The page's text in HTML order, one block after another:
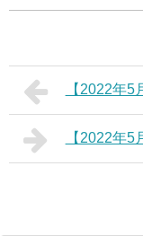
【2022年
【2022年